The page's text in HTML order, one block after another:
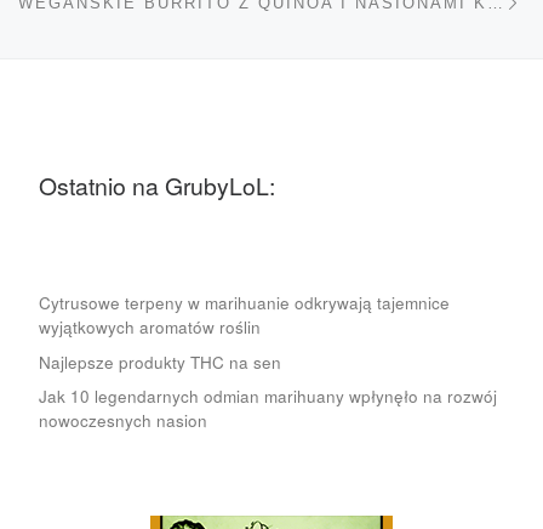
Ostatnio na GrubyLoL:
Cytrusowe terpeny w marihuanie odkrywają tajemnice
wyjątkowych aromatów roślin
Najlepsze produkty THC na sen
Jak 10 legendarnych odmian marihuany wpłynęło na rozwój
nowoczesnych nasion